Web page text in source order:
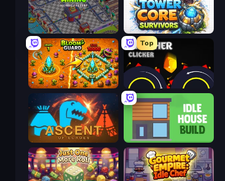
Oil Mining 3D: Petrol Factory Tower Core Survivors
BloomGuard
Top
Crusher Clicker
Ascent of Echoes Idle House Build